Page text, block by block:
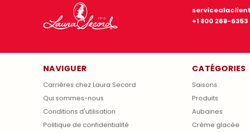
+1 800 268-6353
NAVIGUER
Carrières chez Laura Secord
Qui sommes-nous
Conditions d'utilisation
Politique de confidentialité
CATÉGORIES
Saisons
Produits
Aubaines
Crème glacée